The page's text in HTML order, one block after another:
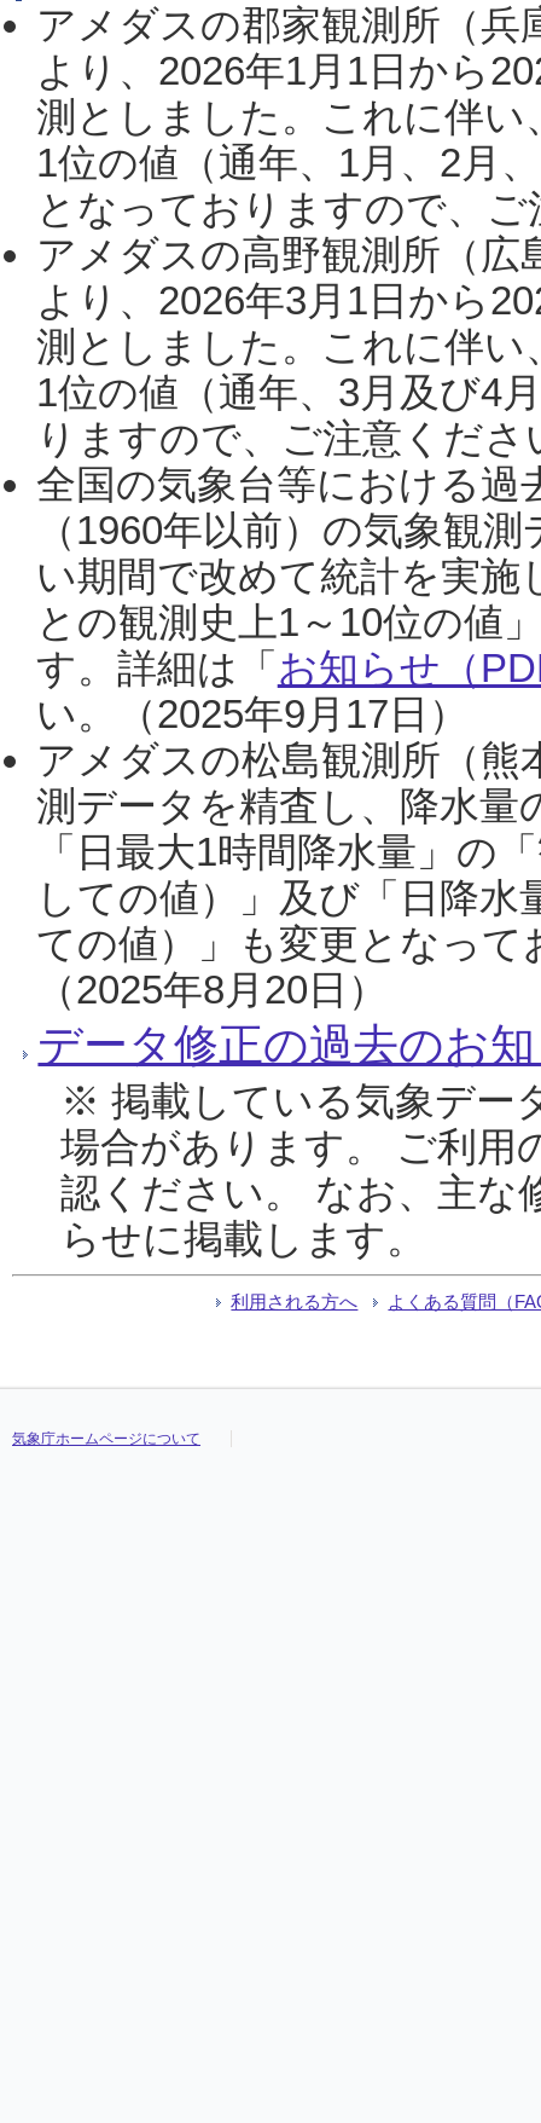
アメダスの郡家観測所（
より、2026年1月1日から
測としました。これに伴い
1位の値（通年、1月、2月
となっておりますので、
アメダスの高野観測所（
より、2026年3月1日から
測としました。これに伴い
1位の値（通年、3月及び4
りますので、ご注意くだ
全国の気象台等における過
（1960年以前）の気象観
い期間で改めて統計を実
との観測史上1～10位の値
す。詳細は「 お知らせ（
い。（2025年9月17日）
アメダスの松島観測所（熊
測データを精査し、降水
「日最大1時間降水量」の
しての値）」及び「日降
ての値）」も変更となっ
（2025年8月20日）
データ修正の過去のお
※ 掲載している気象デー
場合があります。 ご利用
認ください。 なお、主な
らせに掲載します。
利用される方へ よくある質問（
気象庁ホームページについて